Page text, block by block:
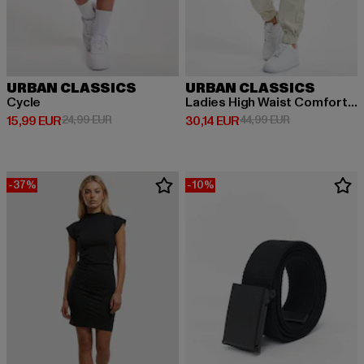
URBAN CLASSICS
Cycle
15,99 EUR
Derzeitiger Preis: 15,99 EUR
24,99 EURAktionspreis: 24,99 EUR
URBAN CLASSICS
Ladies High Waist Comfort Jogging
30,14 EUR
Derzeitiger Preis: 30,14 EUR
44,99 EURAktionspreis:
-37% -10%